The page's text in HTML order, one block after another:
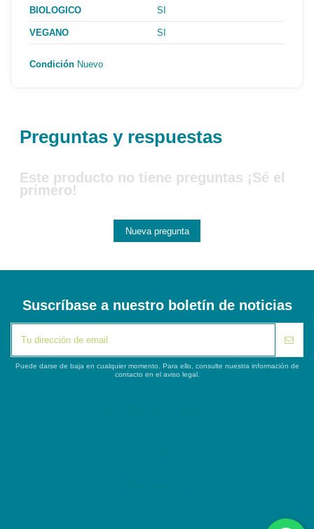
BIOLOGICO SI
VEGANO SI
Condición Nuevo
Preguntas y respuestas
Este producto no tiene preguntas ¡Sé el
primero!
Nueva pregunta
Suscríbase a nuestro boletín de noticias
Puede darse de baja en cualquier momento. Para ello, consulte nuestra información de
contacto en el aviso legal.